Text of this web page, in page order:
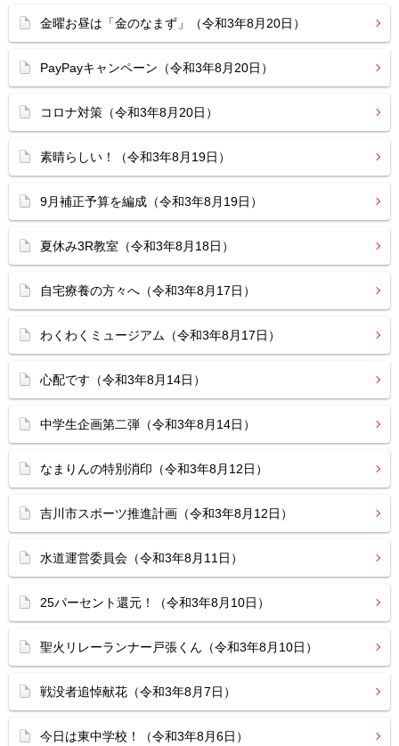
金曜お昼は「金のなまず」（令和3年8月20日）
PayPayキャンペーン（令和3年8月20日）
コロナ対策（令和3年8月20日）
素晴らしい！（令和3年8月19日）
9月補正予算を編成（令和3年8月19日）
夏休み3R教室（令和3年8月18日）
自宅療養の方々へ（令和3年8月17日）
わくわくミュージアム（令和3年8月17日）
心配です（令和3年8月14日）
中学生企画第二弾（令和3年8月14日）
なまりんの特別消印（令和3年8月12日）
吉川市スポーツ推進計画（令和3年8月12日）
水道運営委員会（令和3年8月11日）
25パーセント還元！（令和3年8月10日）
聖火リレーランナー戸張くん（令和3年8月10日）
戦没者追悼献花（令和3年8月7日）
今日は東中学校！（令和3年8月6日）